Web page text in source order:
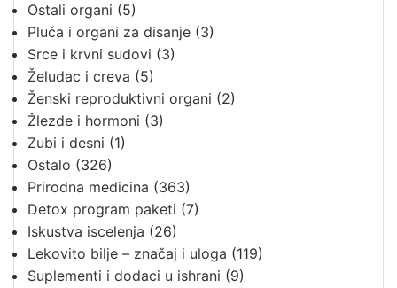
Ostali organi (5)
Pluća i organi za disanje (3)
Srce i krvni sudovi (3)
Želudac i creva (5)
Ženski reproduktivni organi (2)
Žlezde i hormoni (3)
Zubi i desni (1)
Ostalo (326)
Prirodna medicina (363)
Detox program paketi (7)
Iskustva iscelenja (26)
Lekovito bilje – značaj i uloga (119)
Suplementi i dodaci u ishrani (9)